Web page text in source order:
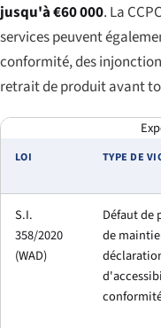
jusqu'à €60 000. La
services peuvent
conformité, des
retrait de produit avant
LOI TYPE DE
S.I.
358/2020
(WAD)
Défaut de
de
conformité